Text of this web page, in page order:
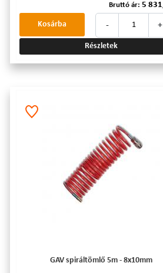
Bruttó ár: 5
- +
Kosárba
Részletek
GAV spiráltömlő 5m - 8x10mm